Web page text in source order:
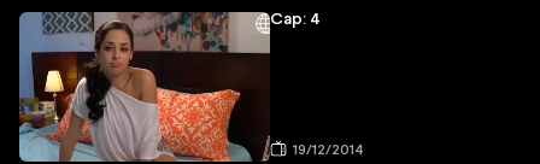
Cap: 4
19/12/2014